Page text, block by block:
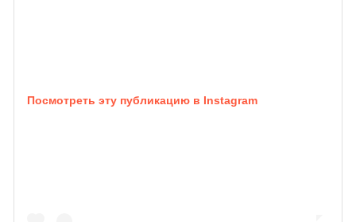
Посмотреть эту публикацию в Instagram